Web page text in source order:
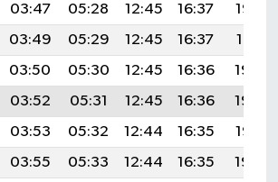
03:47 05:28 12:45 16:37
19:52
03:49 05:29 12:45 16:37
19:51
03:50 05:30 12:45 16:36
19:49
03:52 05:31 12:45 16:36
19:48
03:53 05:32 12:44 16:35
19:47
03:55 05:33 12:44 16:35
19:46